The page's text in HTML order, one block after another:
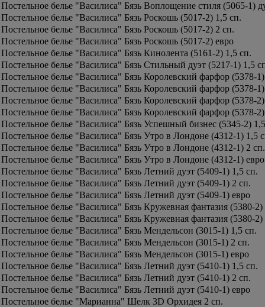
Постельное белье "Василиса" Бязь Воплощение стиля (5065-1)
Постельное белье "Василиса" Бязь Роскошь (5017-2) 1,5 сп.
Постельное белье "Василиса" Бязь Роскошь (5017-2) 2 сп.
Постельное белье "Василиса" Бязь Роскошь (5017-2) евро
Постельное белье "Василиса" Бязь Кинолента (5161-2) 1,5 сп.
Постельное белье "Василиса" Бязь Стильный дуэт (5217-1) 1,5
Постельное белье "Василиса" Бязь Королевский фарфор (5378-
Постельное белье "Василиса" Бязь Королевский фарфор (5378-
Постельное белье "Василиса" Бязь Королевский фарфор (5378-
Постельное белье "Василиса" Бязь Королевский фарфор (5378-
Постельное белье "Василиса" Бязь Успешный бизнес (5345-2)
Постельное белье "Василиса" Бязь Утро в Лондоне (4312-1) 1,5
Постельное белье "Василиса" Бязь Утро в Лондоне (4312-1) 2 сп.
Постельное белье "Василиса" Бязь Утро в Лондоне (4312-1) евро
Постельное белье "Василиса" Бязь Летний дуэт (5409-1) 1,5 сп.
Постельное белье "Василиса" Бязь Летний дуэт (5409-1) 2 сп.
Постельное белье "Василиса" Бязь Летний дуэт (5409-1) евро
Постельное белье "Василиса" Бязь Кружевная фантазия (5380-2)
Постельное белье "Василиса" Бязь Кружевная фантазия (5380-2)
Постельное белье "Василиса" Бязь Мендельсон (3015-1) 1,5 сп.
Постельное белье "Василиса" Бязь Мендельсон (3015-1) 2 сп.
Постельное белье "Василиса" Бязь Мендельсон (3015-1) евро
Постельное белье "Василиса" Бязь Летний дуэт (5410-1) 1,5 сп.
Постельное белье "Василиса" Бязь Летний дуэт (5410-1) 2 сп.
Постельное белье "Василиса" Бязь Летний дуэт (5410-1) евро
Постельное белье "Марианна" Шелк 3D Орхидея 2 сп.